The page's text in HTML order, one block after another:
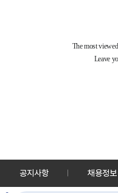
공지사항 채용정보